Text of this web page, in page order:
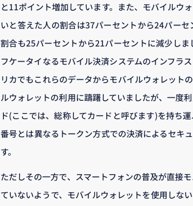
と11ポイント増加しています。また、モバイルウ
いと答えた人の割合は37パーセントから24パー
割合も25パーセントから21パーセントに減少し
フケータイなるモバイル決済システムのインフラ
リカでもこれらのデータからモバイルウォレット
ルウォレットの利用に躊躇していましたが、一度
ド(ここでは、総称してカードと呼びます)を持ち
番号とは異なるトークン方式での決済によるセキ
す。
ただしその一方で、スマートフォンの普及が直接
ていないようで、モバイルウォレットを使用しな